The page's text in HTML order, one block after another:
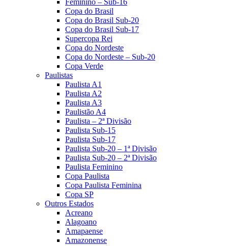
Copa do Brasil
Copa do Brasil Sub-20
Copa do Brasil Sub-17
Supercopa Rei
Copa do Nordeste
Copa do Nordeste – Sub-20
Copa Verde
Paulistas
Paulista A1
Paulista A2
Paulista A3
Paulistão A4
Paulista – 2ª Divisão
Paulista Sub-15
Paulista Sub-17
Paulista Sub-20 – 1ª Divisão
Paulista Sub-20 – 2ª Divisão
Paulista Feminino
Copa Paulista
Copa Paulista Feminina
Copa SP
Outros Estados
Acreano
Alagoano
Amapaense
Amazonense